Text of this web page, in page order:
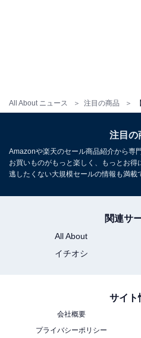
All About ニュース 注目の商品
型 バッテリ充電器別売
Amazon
マキタ「JR189DZ」
マキタ(Makita) 充電式レシプ
器・ケース・レシプロ刃別売
注目の
Amazonや楽天のセール商品紹介から専
お買いものがもっと楽しく、もっとお
逃したくない大規模セールの情報も満載
関連サ
All About
イチオシ
サイト
会社概要
プライバシーポリシー